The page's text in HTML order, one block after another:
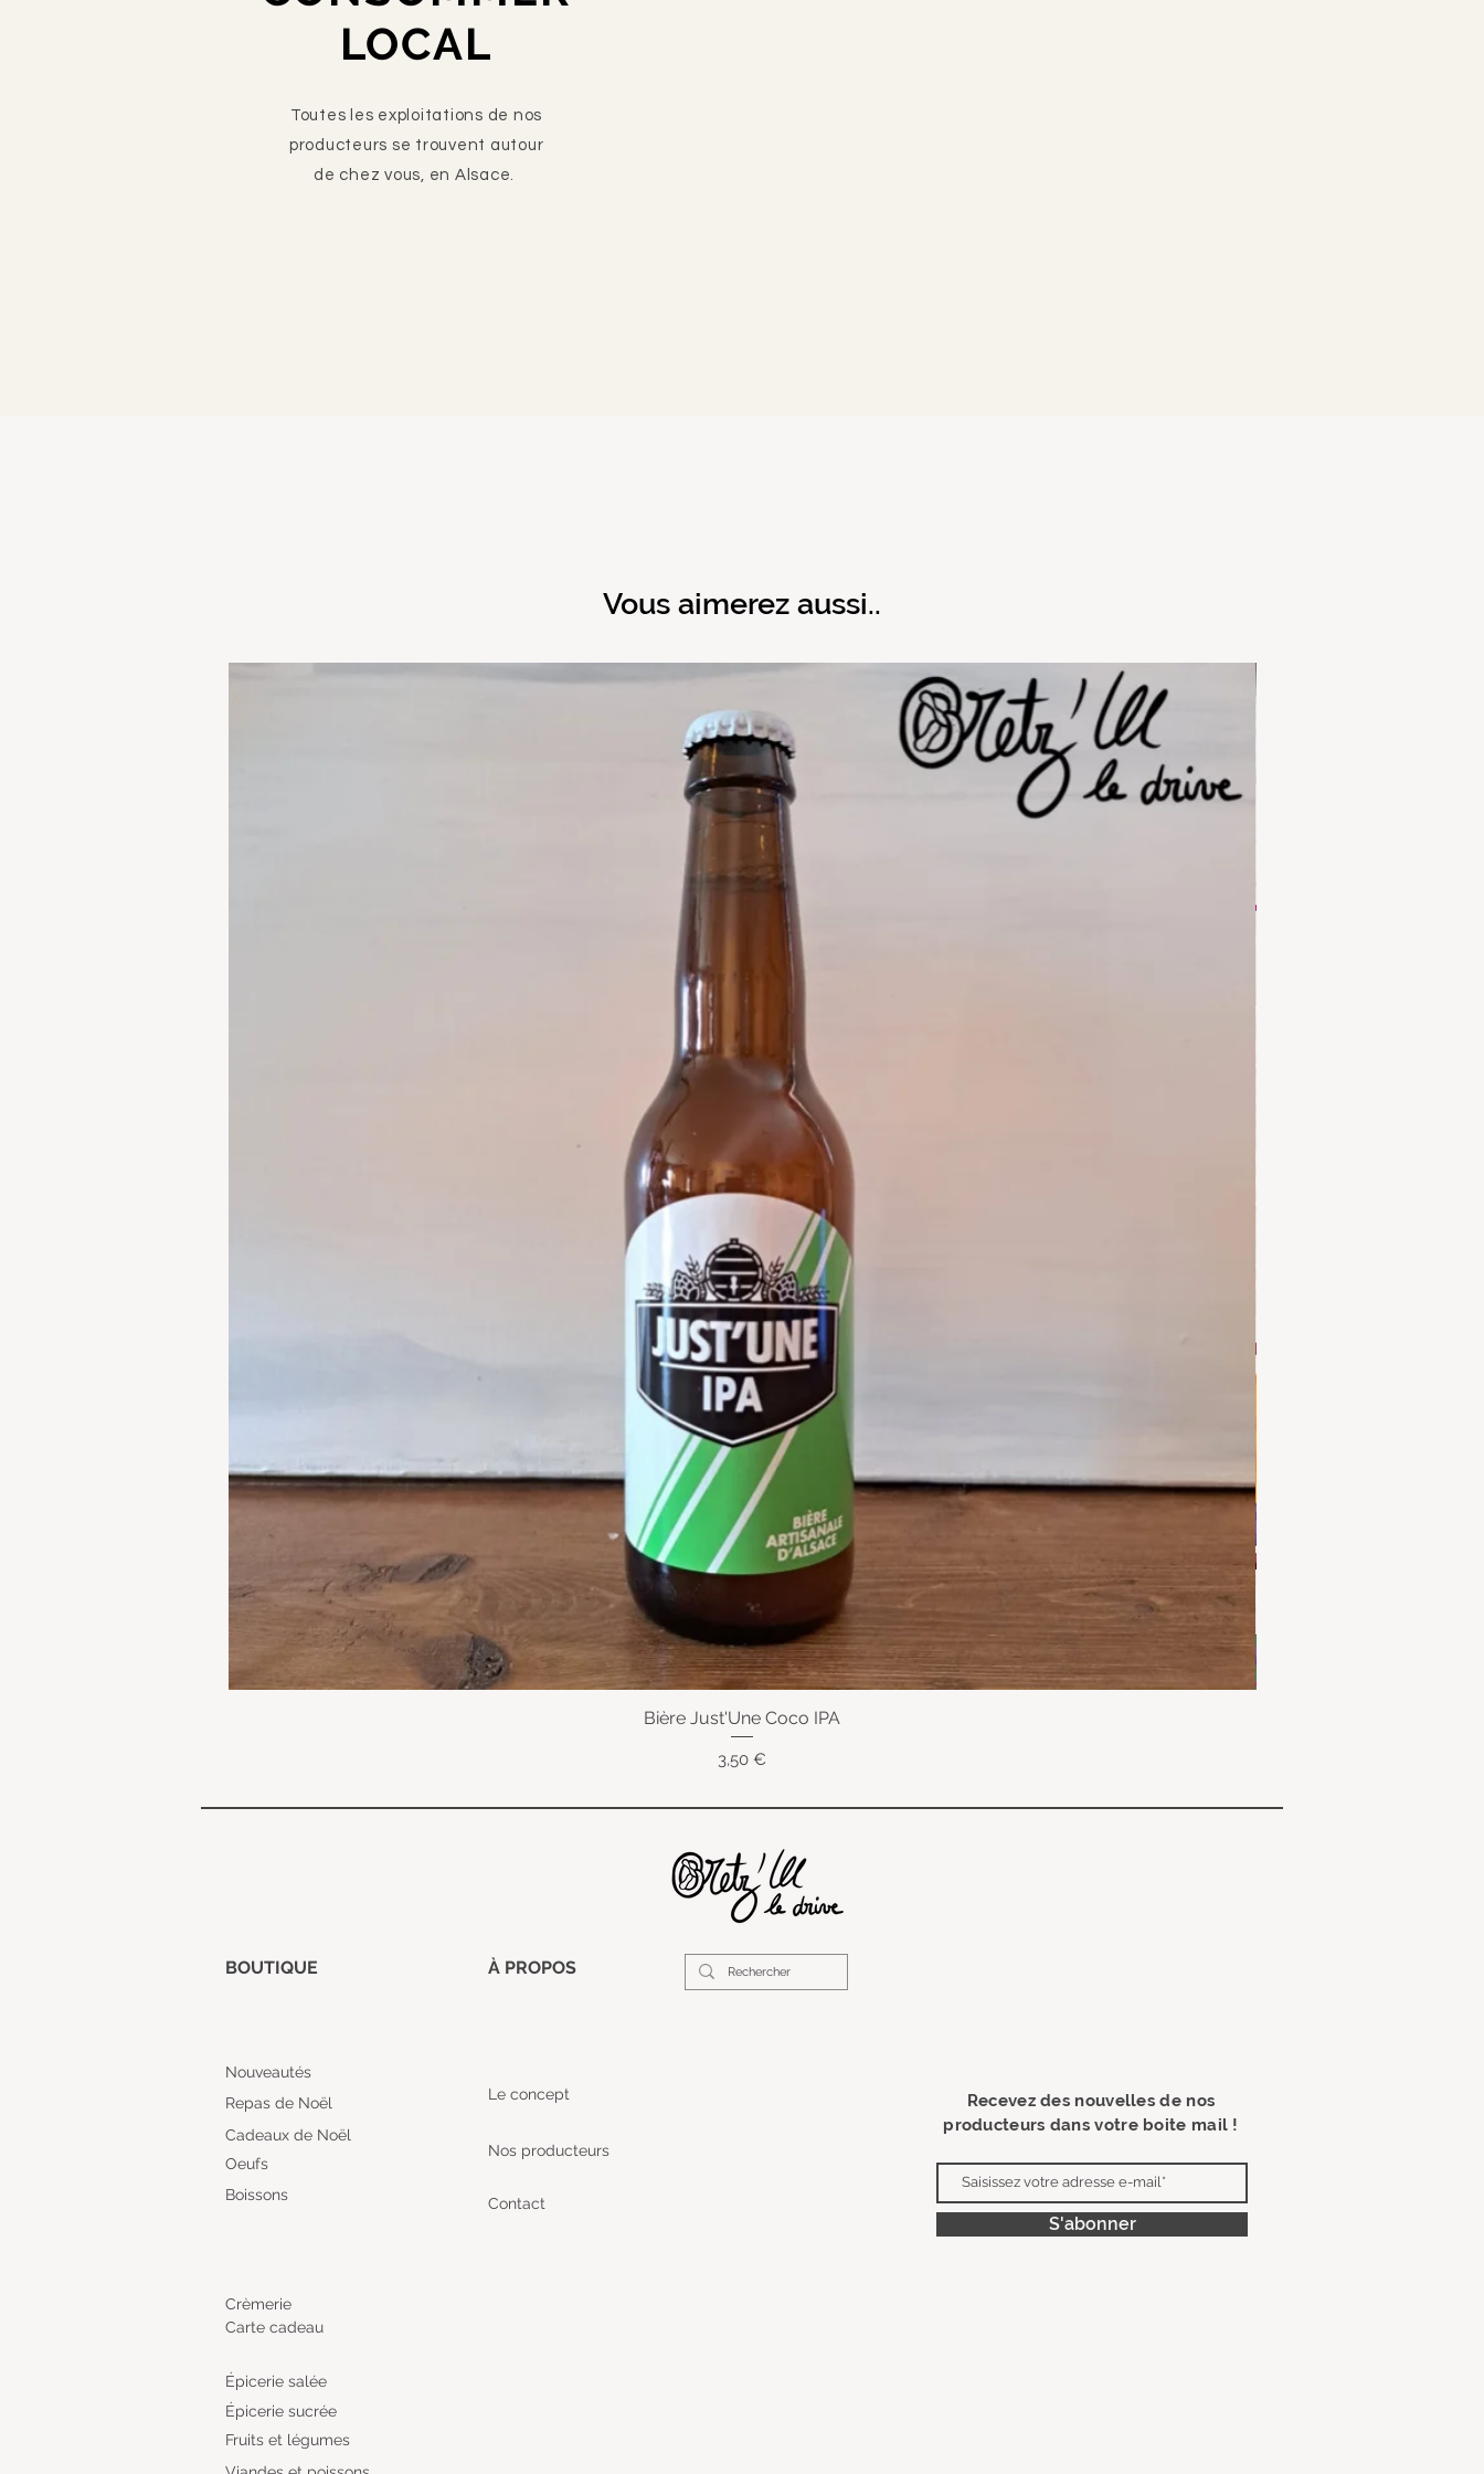
LOCAL
Toutes les exploitations de nos
producteurs se trouvent autour
de chez vous, en Alsace.
Vous aimerez aussi..
Aperçu rapide
Bière Just'Une Coco IPA
Prix
3,50 €
BOUTIQUE À PROPOS
Nouveautés
Repas de Noël
Cadeaux de Noël
Oeufs
Boissons
Le concept
Nos producteurs
Contact
Recevez des nouvelles de nos
producteurs dans votre boite mail !
S'abonner
Crèmerie
Carte cadeau
Épicerie salée
Épicerie sucrée
Fruits et légumes